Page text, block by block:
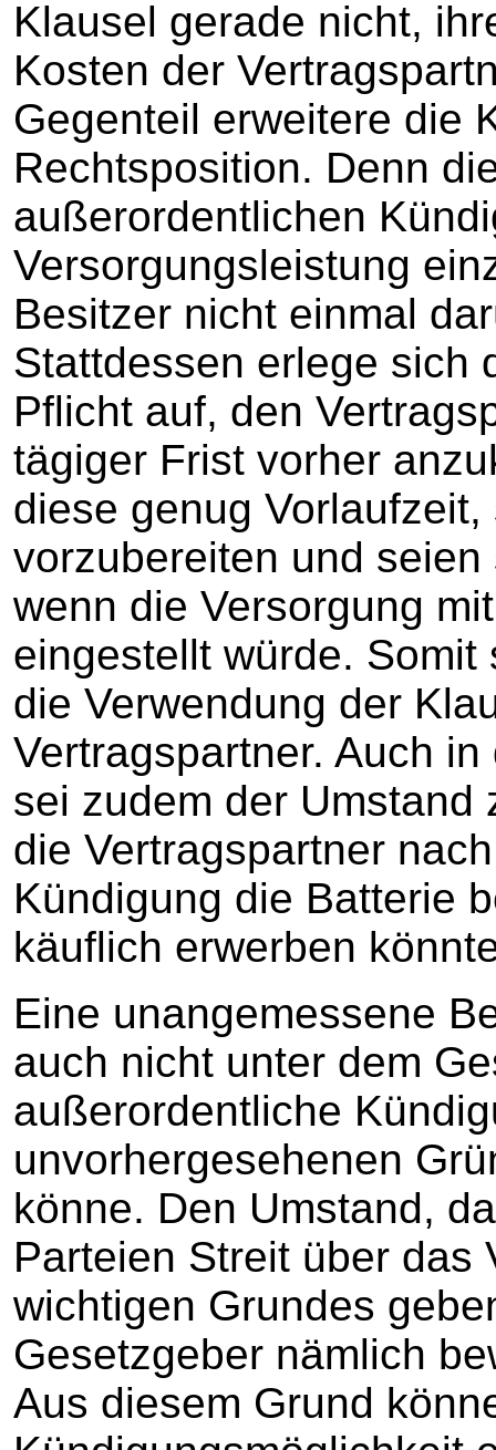
Klausel gerade nicht,
Kosten der
Gegenteil erweitere die
Rechtsposition. Denn
außerordentlichen
Versorgungsleistung
Besitzer nicht einmal
Stattdessen erlege sich
Pflicht auf, den
tägiger Frist vorher
diese genug
vorzubereiten und
wenn die Versorgung
eingestellt würde.
die Verwendung der
Vertragspartner. Auch
sei zudem der
die Vertragspartner
Kündigung die Batterie
käuflich erwerben
Eine unangemessene
auch nicht unter dem
außerordentliche
unvorhergesehenen
könne. Den Umstand,
Parteien Streit über das
wichtigen Grundes
Gesetzgeber nämlich
Aus diesem Grund